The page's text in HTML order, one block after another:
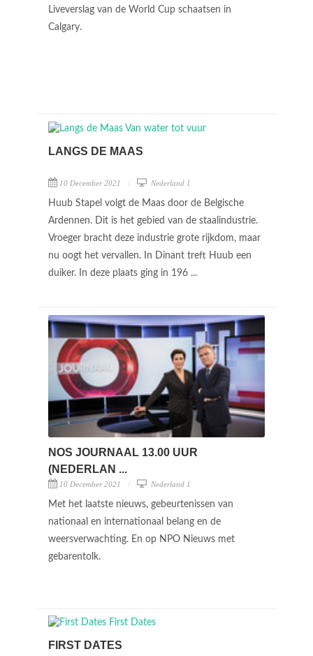
Liveverslag van de World Cup schaatsen in
Calgary.
LANGS DE MAAS
10 December 2021 Nederland 1
Huub Stapel volgt de Maas door de Belgische
Ardennen. Dit is het gebied van de staalindustrie.
Vroeger bracht deze industrie grote rijkdom, maar
nu oogt het vervallen. In Dinant treft Huub een
duiker. In deze plaats ging in 196 ...
NOS JOURNAAL 13.00 UUR
(NEDERLAN ...
10 December 2021 Nederland 1
Met het laatste nieuws, gebeurtenissen van
nationaal en internationaal belang en de
weersverwachting. En op NPO Nieuws met
gebarentolk.
FIRST DATES